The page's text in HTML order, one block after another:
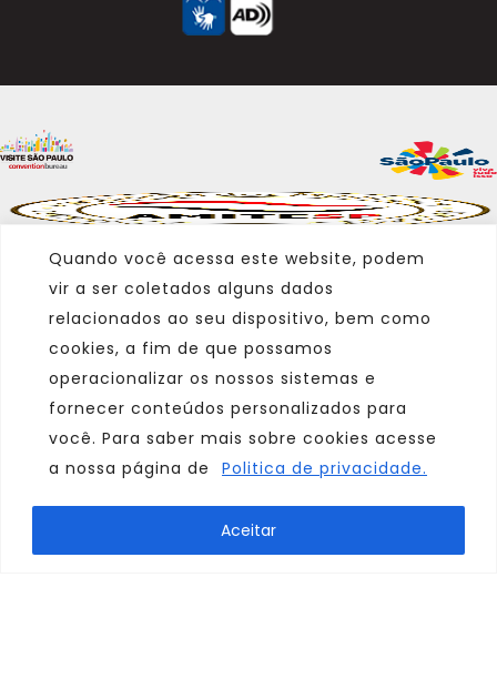
Quando você acessa este website, podem
vir a ser coletados alguns dados
relacionados ao seu dispositivo, bem como
cookies, a fim de que possamos
operacionalizar os nossos sistemas e
fornecer conteúdos personalizados para
você. Para saber mais sobre cookies acesse
a nossa página de
Politica de privacidade.
Aceitar
Parceiro